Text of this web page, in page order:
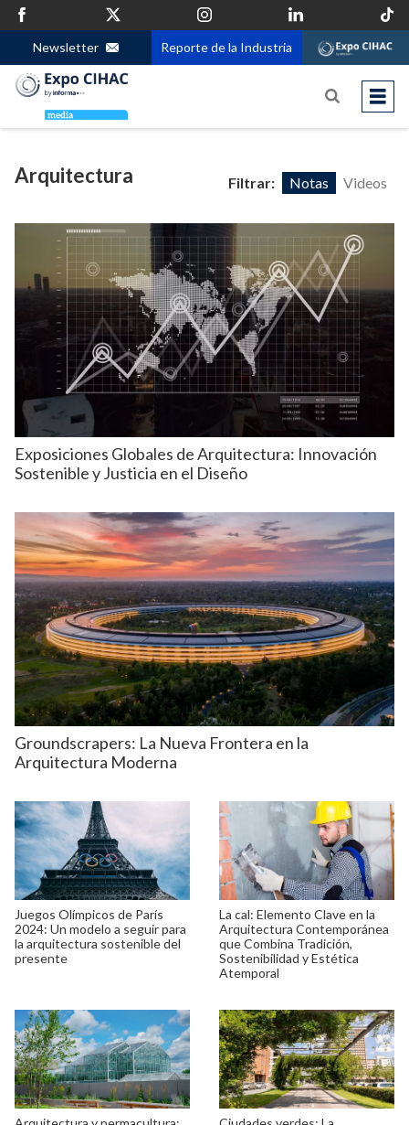
Newsletter Reporte de la Industria
Arquitectura Filtrar: Notas Videos
Exposiciones Globales de Arquitectura: Innovación
Sostenible y Justicia en el Diseño
Groundscrapers: La Nueva Frontera en la
Arquitectura Moderna
Juegos Olímpicos de París
2024: Un modelo a seguir para
la arquitectura sostenible del
presente
La cal: Elemento Clave en la
Arquitectura Contemporánea
que Combina Tradición,
Sostenibilidad y Estética
Atemporal